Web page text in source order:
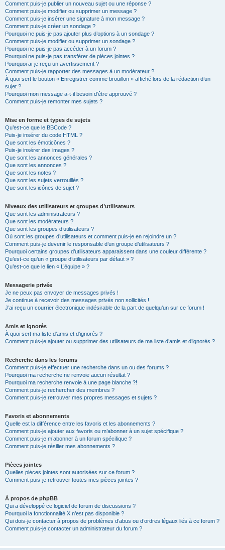
Comment puis-je publier un nouveau sujet ou une réponse ?
Comment puis-je modifier ou supprimer un message ?
Comment puis-je insérer une signature à mon message ?
Comment puis-je créer un sondage ?
Pourquoi ne puis-je pas ajouter plus d’options à un sondage ?
Comment puis-je modifier ou supprimer un sondage ?
Pourquoi ne puis-je pas accéder à un forum ?
Pourquoi ne puis-je pas transférer de pièces jointes ?
Pourquoi ai-je reçu un avertissement ?
Comment puis-je rapporter des messages à un modérateur ?
À quoi sert le bouton « Enregistrer comme brouillon » affiché lors de la rédaction d’un
sujet ?
Pourquoi mon message a-t-il besoin d’être approuvé ?
Comment puis-je remonter mes sujets ?
Mise en forme et types de sujets
Qu’est-ce que le BBCode ?
Puis-je insérer du code HTML ?
Que sont les émoticônes ?
Puis-je insérer des images ?
Que sont les annonces générales ?
Que sont les annonces ?
Que sont les notes ?
Que sont les sujets verrouillés ?
Que sont les icônes de sujet ?
Niveaux des utilisateurs et groupes d’utilisateurs
Que sont les administrateurs ?
Que sont les modérateurs ?
Que sont les groupes d’utilisateurs ?
Où sont les groupes d’utilisateurs et comment puis-je en rejoindre un ?
Comment puis-je devenir le responsable d’un groupe d’utilisateurs ?
Pourquoi certains groupes d’utilisateurs apparaissent dans une couleur différente ?
Qu’est-ce qu’un « groupe d’utilisateurs par défaut » ?
Qu’est-ce que le lien « L’équipe » ?
Messagerie privée
Je ne peux pas envoyer de messages privés !
Je continue à recevoir des messages privés non sollicités !
J’ai reçu un courrier électronique indésirable de la part de quelqu’un sur ce forum !
Amis et ignorés
À quoi sert ma liste d’amis et d’ignorés ?
Comment puis-je ajouter ou supprimer des utilisateurs de ma liste d’amis et d’ignorés ?
Recherche dans les forums
Comment puis-je effectuer une recherche dans un ou des forums ?
Pourquoi ma recherche ne renvoie aucun résultat ?
Pourquoi ma recherche renvoie à une page blanche ?!
Comment puis-je rechercher des membres ?
Comment puis-je retrouver mes propres messages et sujets ?
Favoris et abonnements
Quelle est la différence entre les favoris et les abonnements ?
Comment puis-je ajouter aux favoris ou m’abonner à un sujet spécifique ?
Comment puis-je m’abonner à un forum spécifique ?
Comment puis-je résilier mes abonnements ?
Pièces jointes
Quelles pièces jointes sont autorisées sur ce forum ?
Comment puis-je retrouver toutes mes pièces jointes ?
À propos de phpBB
Qui a développé ce logiciel de forum de discussions ?
Pourquoi la fonctionnalité X n’est pas disponible ?
Qui dois-je contacter à propos de problèmes d’abus ou d’ordres légaux liés à ce forum ?
Comment puis-je contacter un administrateur du forum ?